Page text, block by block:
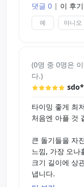
댓글 0 | 이 후
예 아니오
(0명 중 0명은
다.)
타이밍 좋게 최
처음엔 아플 것
큰 돌기들을 자
느낌, 가장 오나
크기 길이에 상
냅니다.